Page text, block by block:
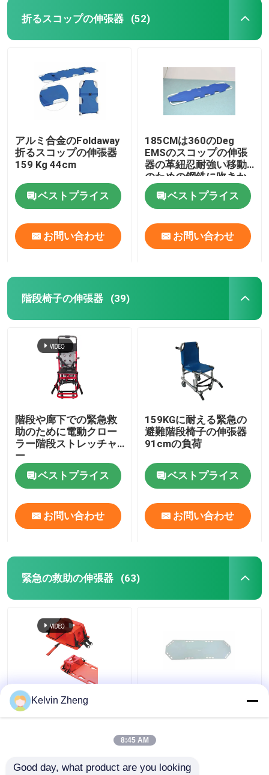
折るスコップの伸張器 (52)
アルミ合金のFoldaway
折るスコップの伸張器
159 Kg 44cm
ベストプライス
お問い合わせ
185CMは360のDeg
EMSのスコップの伸張
器の革紐忍耐強い移動
のための鋼鉄に吹きか
ける
ベストプライス
お問い合わせ
階段椅子の伸張器 (39)
階段や廊下での緊急救
助のために電動クロー
ラー階段ストレッチャ
ー
ベストプライス
お問い合わせ
159KGに耐える緊急の
避難階段椅子の伸張器
91cmの負荷
ベストプライス
お問い合わせ
緊急の救助の伸張器 (63)
186CMは22人の入院患
助の伸張器のキャンバ
スに乗る
Kelvin Zheng
8:45 AM
Good day, what product are you looking